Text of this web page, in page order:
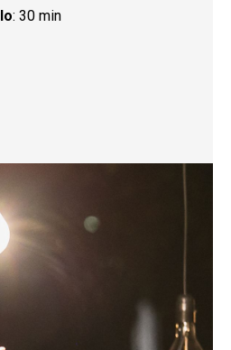
: 30 min
a instagram